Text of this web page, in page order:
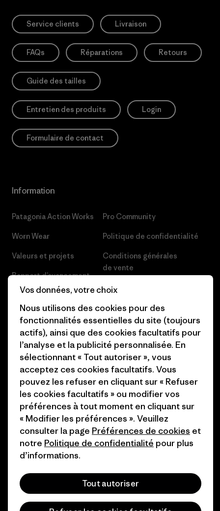
Service clients Livraison
FAQs Réparations Retours
Guide des tailles
Entretien des produits Login
Formulaire de contact
Information
Patagonia Action Works
Worn Wear
Valeurs et projets
Rapport d’avancement
Business Unusual
Objectifs climatiques
1% For The Planet
Comment nous finançons
Cartes cadeaux
Nos magasins
Pro Community
Politique de confidentialité
Conditions générales
de vente
Préférences de cookie
Carrières
Presse et media
Industry program
Programme d’affiliation
Patagonia France Plan du site
© 2026 Patagonia, Inc. All Rights Reserved.
Vos données, votre choix
Nous utilisons des cookies pour des
fonctionnalités essentielles du site (toujours
actifs), ainsi que des cookies facultatifs pour
l’analyse et la publicité personnalisée. En
sélectionnant « Tout autoriser », vous
acceptez ces cookies facultatifs. Vous
pouvez les refuser en cliquant sur « Refuser
les cookies facultatifs » ou modifier vos
préférences à tout moment en cliquant sur
« Modifier les préférences ». Veuillez
consulter la page Préférences de cookies et
notre Politique de confidentialité pour plus
d’informations.
Tout autoriser